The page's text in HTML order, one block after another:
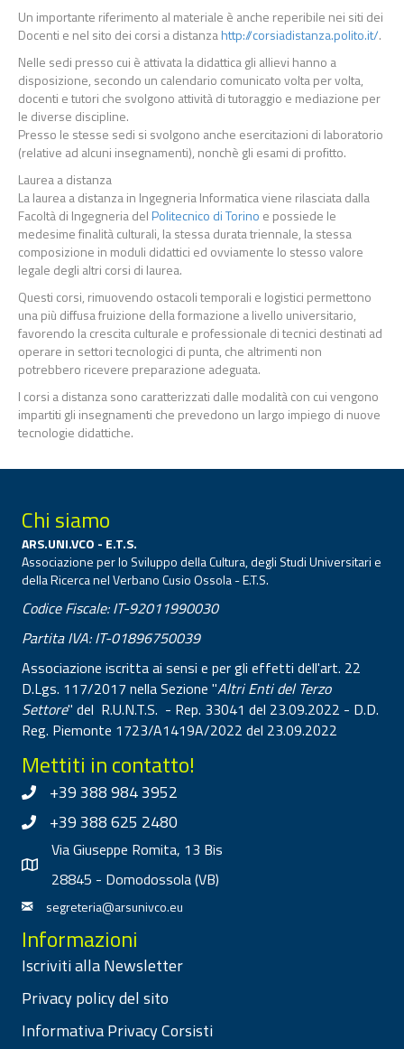
Un importante riferimento al materiale è anche reperibile nei siti dei
Docenti e nel sito dei corsi a distanzahttp://corsiadistanza.polito.it/.
Nelle sedi presso cui è attivata la didattica gli allievi hanno a
disposizione, secondo un calendario comunicato volta per volta,
docenti e tutori che svolgono attività di tutoraggio e mediazione per
le diverse discipline.
Presso le stesse sedi si svolgono anche esercitazioni di laboratorio
(relative ad alcuni insegnamenti), nonchè gli esami di profitto.
Laurea a distanza
La laurea a distanza in Ingegneria Informatica viene rilasciata dalla
Facoltà di Ingegneria delPolitecnico di Torino e possiede le
medesime finalità culturali, la stessa durata triennale, la stessa
composizione in moduli didattici ed ovviamente lo stesso valore
legale degli altri corsi di laurea.
Questi corsi, rimuovendo ostacoli temporali e logistici permettono
una più diffusa fruizione della formazione a livello universitario,
favorendo la crescita culturale e professionale di tecnici destinati ad
operare in settori tecnologici di punta, che altrimenti non
potrebbero ricevere preparazione adeguata.
I corsi a distanza sono caratterizzati dalle modalità con cui vengono
impartiti gli insegnamenti che prevedono un largo impiego di nuove
tecnologie didattiche.
Chi siamo
ARS.UNI.VCO - E.T.S.
Associazione per lo Sviluppo della Cultura, degli Studi Universitari e
della Ricerca nel Verbano Cusio Ossola - E.T.S.
Codice Fiscale: IT-92011990030
Partita IVA: IT-01896750039
Associazione iscritta ai sensi e per gli effetti dell'art. 22
D.Lgs. 117/2017 nella Sezione "Altri Enti del Terzo
Settore" del R.U.N.T.S. - Rep. 33041 del 23.09.2022 - D.D.
Reg. Piemonte 1723/A1419A/2022 del 23.09.2022
Mettiti in contatto!
+39 388 984 3952
+39 388 625 2480
Via Giuseppe Romita, 13 Bis
28845 - Domodossola (VB)
segreteria@arsunivco.eu
Informazioni
Iscriviti alla Newsletter
Privacy policy del sito
Informativa Privacy Corsisti